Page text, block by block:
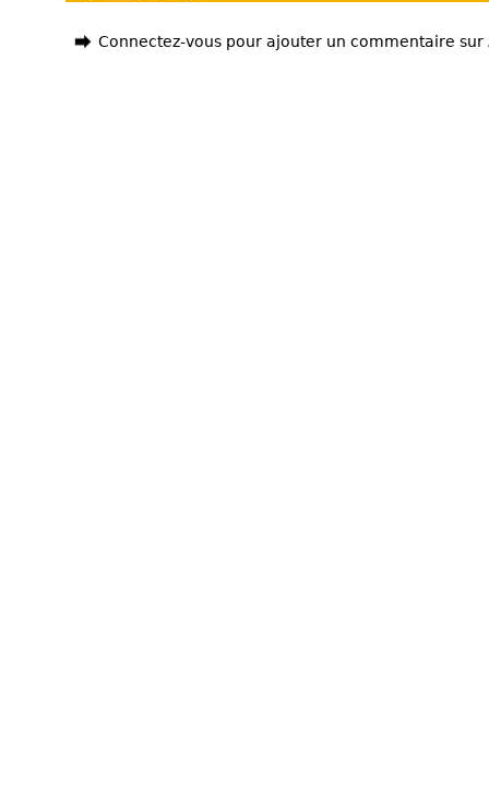
Connectez-vous pour ajouter un commentaire sur